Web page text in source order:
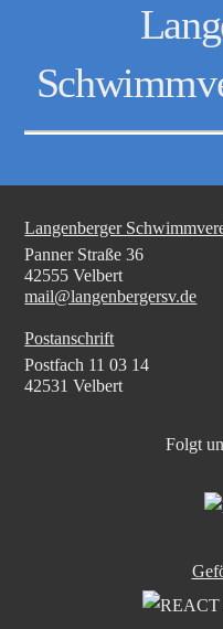
Langenberger
Panner Straße 36
42555 Velbert
mail@langenbergersv.de
Postanschrift
Postfach 11 03 14
42531 Velbert
Folgt